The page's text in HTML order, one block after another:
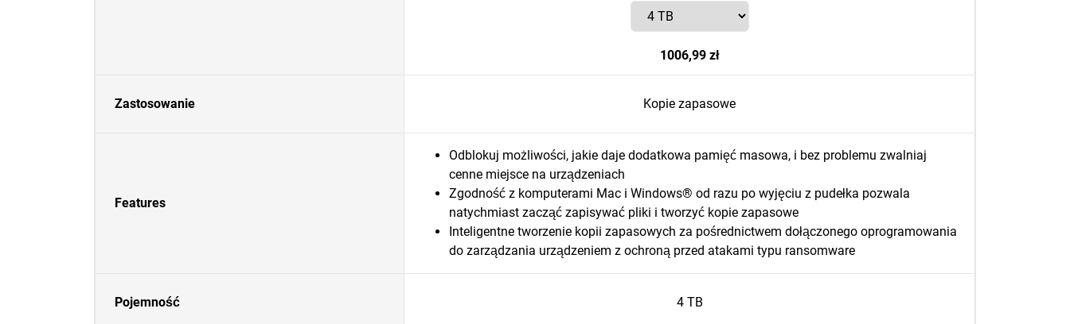
1006,99 zł
Zastosowanie Kopie zapasowe
Features
Odblokuj możliwości, jakie daje dodatkowa pamięć masowa, i bez problemu zwalniaj
cenne miejsce na urządzeniach
Zgodność z komputerami Mac i Windows® od razu po wyjęciu z pudełka pozwala
natychmiast zacząć zapisywać pliki i tworzyć kopie zapasowe
Inteligentne tworzenie kopii zapasowych za pośrednictwem dołączonego oprogramowania
do zarządzania urządzeniem z ochroną przed atakami typu ransomware
Pojemność 4 TB